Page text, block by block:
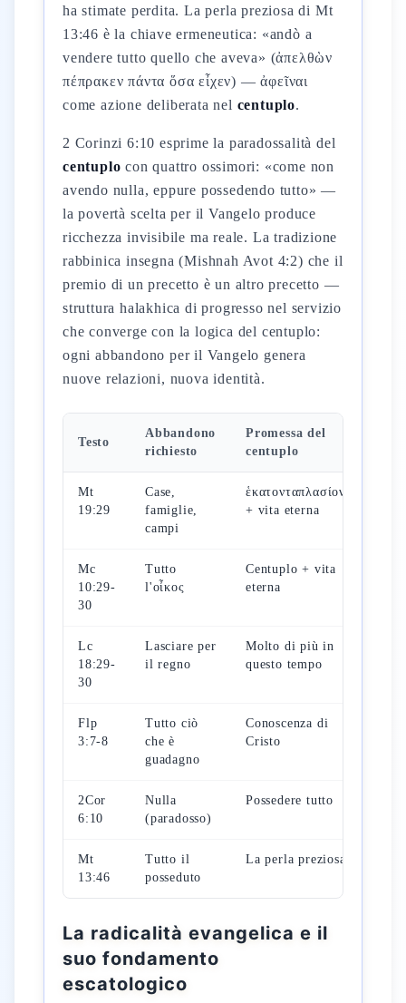
ha stimate perdita. La perla preziosa di Mt
13:46 è la chiave ermeneutica: «andò a
vendere tutto quello che aveva» (ἀπελθὼν
πέπρακεν πάντα ὅσα εἶχεν) — ἀφεῖναι
come azione deliberata nel centuplo.
2 Corinzi 6:10 esprime la paradossalità del
centuplo con quattro ossimori: «come non
avendo nulla, eppure possedendo tutto» —
la povertà scelta per il Vangelo produce
ricchezza invisibile ma reale. La tradizione
rabbinica insegna (Mishnah Avot 4:2) che il
premio di un precetto è un altro precetto —
struttura halakhica di progresso nel servizio
che converge con la logica del centuplo:
ogni abbandono per il Vangelo genera
nuove relazioni, nuova identità.
Testo
Abbandono
richiesto
Promessa del
centuplo
Mt
19:29
Case,
famiglie,
campi
ἑκατονταπλασίονα
+ vita eterna
Mc
10:29-
30
Tutto
l'οἶκος
Centuplo + vita
eterna
Lc
18:29-
30
Lasciare per
il regno
Molto di più in
questo tempo
Flp
3:7-8
Tutto ciò
che è
guadagno
Conoscenza di
Cristo
2Cor
6:10
Nulla
(paradosso)
Possedere tutto
Mt
13:46
Tutto il
posseduto
La perla preziosa
La radicalità evangelica e il
suo fondamento
escatologico